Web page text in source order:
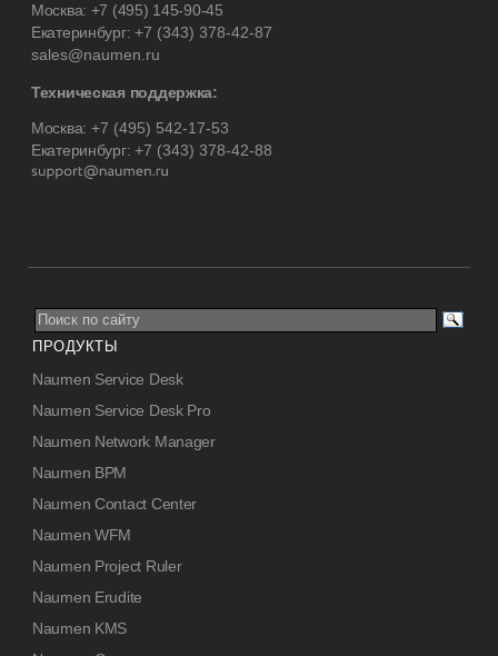
Москва: +7 (495) 145-90-45
Екатеринбург:+7 (343) 378-42-87
sales@naumen.ru
Техническая поддержка:
Москва: +7 (495) 542-17-53
Екатеринбург:+7 (343) 378-42-88
ПРОДУКТЫ
Naumen Service Desk
Naumen Service Desk Pro
Naumen Network Manager
Naumen BPM
Naumen Contact Center
Naumen WFM
Naumen Project Ruler
Naumen Erudite
Naumen KMS